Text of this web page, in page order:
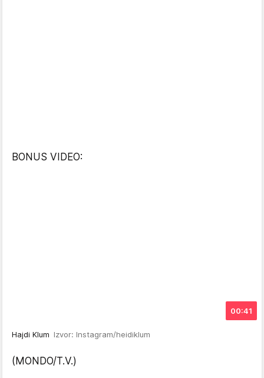
BONUS VIDEO:
00:41
Hajdi Klum Izvor: Instagram/heidiklum
(MONDO/T.V.)